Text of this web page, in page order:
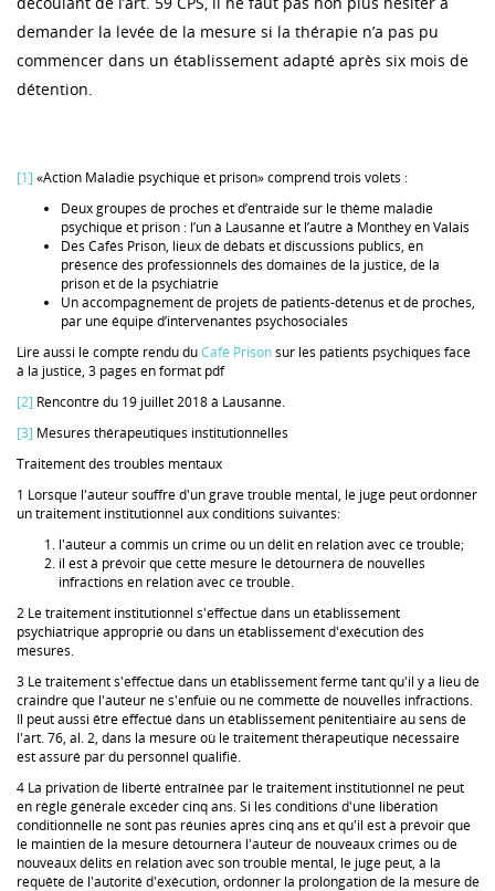
demander la levée de la mesure si la thérapie n’a pas pu
commencer dans un établissement adapté après six mois de
détention.
[1] «Action Maladie psychique et prison» comprend trois volets :
Deux groupes de proches et d’entraide sur le thème maladie
psychique et prison : l’un à Lausanne et l’autre à Monthey en Valais
Des Cafés Prison, lieux de débats et discussions publics, en
présence des professionnels des domaines de la justice, de la
prison et de la psychiatrie
Un accompagnement de projets de patients-détenus et de proches,
par une équipe d’intervenantes psychosociales
Lire aussi le compte rendu duCafé Prisonsur les patients psychiques face
à la justice, 3 pages en format pdf
[2] Rencontre du 19 juillet 2018 à Lausanne.
[3] Mesures thérapeutiques institutionnelles
Traitement des troubles mentaux
1 Lorsque l'auteur souffre d'un grave trouble mental, le juge peut ordonner
un traitement institutionnel aux conditions suivantes:
l'auteur a commis un crime ou un délit en relation avec ce trouble;
il est à prévoir que cette mesure le détournera de nouvelles
infractions en relation avec ce trouble.
2 Le traitement institutionnel s'effectue dans un établissement
psychiatrique approprié ou dans un établissement d'exécution des
mesures.
3 Le traitement s'effectue dans un établissement fermé tant qu'il y a lieu de
craindre que l'auteur ne s'enfuie ou ne commette de nouvelles infractions.
Il peut aussi être effectué dans un établissement pénitentiaire au sens de
l'art. 76, al. 2, dans la mesure où le traitement thérapeutique nécessaire
est assuré par du personnel qualifié.
4 La privation de liberté entraînée par le traitement institutionnel ne peut
en règle générale excéder cinq ans. Si les conditions d'une libération
conditionnelle ne sont pas réunies après cinq ans et qu'il est à prévoir que
le maintien de la mesure détournera l'auteur de nouveaux crimes ou de
nouveaux délits en relation avec son trouble mental, le juge peut, à la
requête de l'autorité d'exécution, ordonner la prolongation de la mesure de